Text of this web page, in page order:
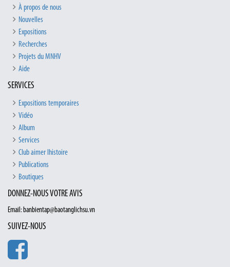
À propos de nous
Nouvelles
Expositions
Recherches
Projets du MNHV
Aide
SERVICES
Expositions temporaires
Vidéo
Album
Services
Club aimer lhistoire
Publications
Boutiques
DONNEZ-NOUS VOTRE AVIS
Email: banbientap@baotanglichsu.vn
SUIVEZ-NOUS